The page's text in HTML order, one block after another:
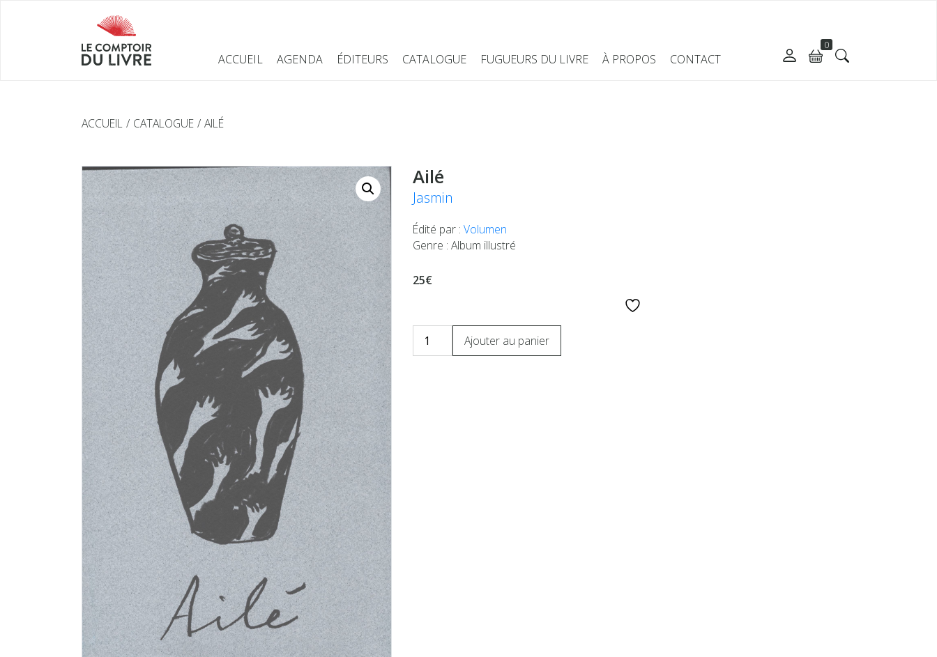
ACCUEIL AGENDA ÉDITEURS CATALOGUE FUGUEURS DU LIVRE À PROPOS CONTACT
0
ACCUEIL CATALOGUE AILÉ
Ailé
Jasmin
Édité par : Volumen
Genre : Album illustré
25€
Ajouter au panier